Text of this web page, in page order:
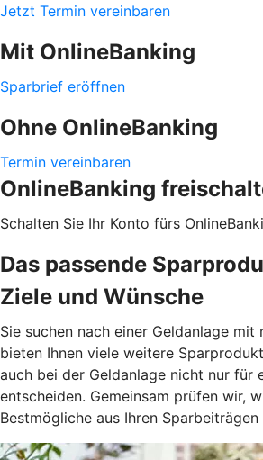
Jetzt Termin vereinbaren
Mit OnlineBanking
Sparbrief eröffnen
Ohne OnlineBanking
Termin vereinbaren
OnlineBanking
Schalten Sie Ihr Konto fürs
Das passende
Ziele und Wünsche
Sie suchen nach einer Geldanlage
bieten Ihnen viele weitere
auch bei der Geldanlage nicht nur für
entscheiden. Gemeinsam prüfen wir,
Bestmögliche aus Ihren